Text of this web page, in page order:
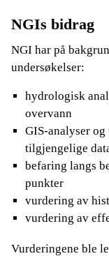
NGIs bidrag
NGI har på
undersøkelser:
hydrologisk
overvann
GIS-analyser
tilgjengelige
befaring langs
punkter
vurdering av
vurdering av
Vurderingene ble